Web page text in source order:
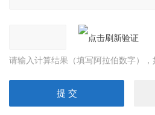
请输入计算结果（填写阿拉伯数字），